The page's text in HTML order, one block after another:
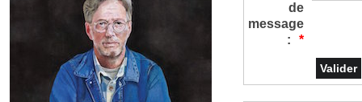
de
message
:
*